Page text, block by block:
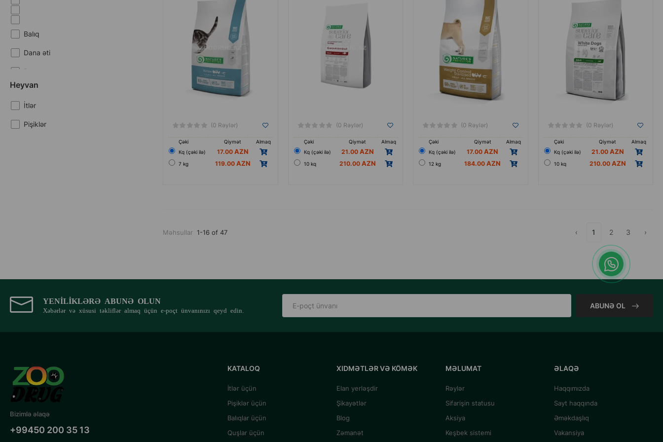
Balıq
Dana əti
Ev Quşları
Hinduşka
Krevetka
Heyvan
İtlər
Pişiklər (0 Rəylər)
Çəki Qiymət
Almaq
Кq (çəki ilə)
17.00
7 kg 119.00
(0 Rəylər)
Çəki Qiymət
Almaq
Кq (çəki ilə)
21.00
10 kq 210.00
balanslaşdırılmış qida növüdür 12kg.
(0 Rəylər)
Çəki Qiymət
Almaq
Кq (çəki ilə)
17.00
12 kg 184.00
(0 Rəylər)
Çəki Qiymət
Almaq
Кq (çəki ilə)
21.00
10 kq 210.00
Məhsullar 1-16 of 47 ‹ 1 2 3 ›
YENILIKLƏRƏ ABUNƏ OLUN
Xəbərlər və xüsusi təkliflər almaq üçün e-poçt ünvanınızı qeyd edin.
ABUNƏ OL
Bizimlə əlaqə
+99450 200 35 13
KATALOQ
İtlər üçün
Pişiklər üçün
Balıqlar üçün
Quşlar üçün
XIDMƏTLƏR VƏ KÖMƏK
Elan yerləşdir
Şikayətlər
Blog
Zəmanət
MƏLUMAT
Rəylər
Sifarişin statusu
Aksiya
Keşbek sistemi
ƏLAQƏ
Haqqımızda
Sayt haqqında
Əməkdaşlıq
Vakansiya